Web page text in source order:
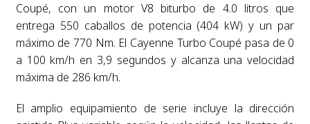
Coupé, con un motor V8 biturbo de 4.0 litros que
entrega 550 caballos de potencia (404 kW) y un par
máximo de 770 Nm. El Cayenne Turbo Coupé pasa de 0
a 100 km/h en 3,9 segundos y alcanza una velocidad
máxima de 286 km/h.
El amplio equipamiento de serie incluye la dirección